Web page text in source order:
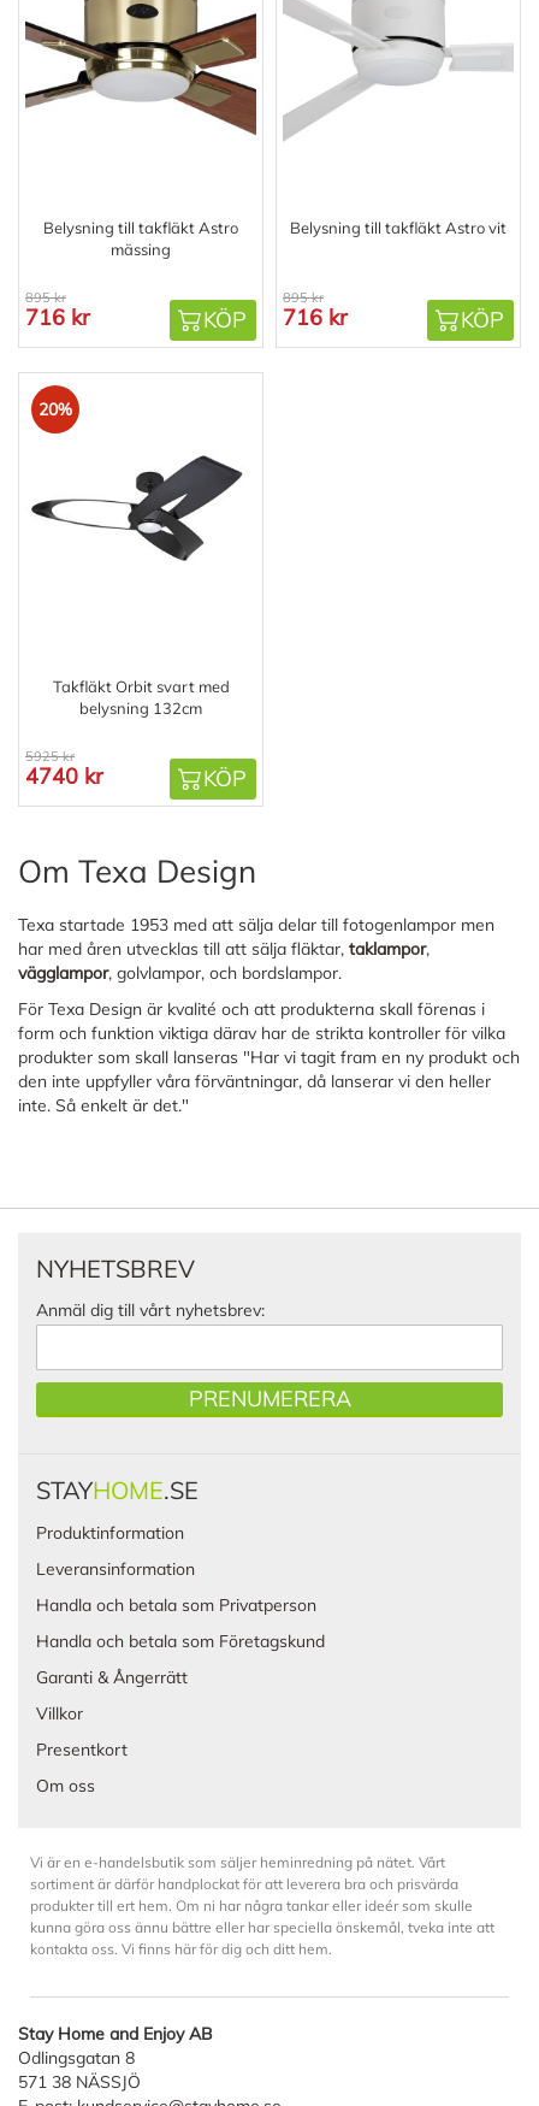
Belysning till takfläkt Astro
mässing
895 kr
716 kr KÖP
Belysning till takfläkt Astro vit
895 kr
716 kr KÖP
20%
Takfläkt Orbit svart med
belysning 132cm
5925 kr
4740 kr KÖP
Om Texa Design
Texa startade 1953 med att sälja delar till fotogenlampor men
har med åren utvecklas till att sälja fläktar, taklampor,
vägglampor, golvlampor, och bordslampor.
För Texa Design är kvalité och att produkterna skall förenas i
form och funktion viktiga därav har de strikta kontroller för vilka
produkter som skall lanseras "Har vi tagit fram en ny produkt och
den inte uppfyller våra förväntningar, då lanserar vi den heller
inte. Så enkelt är det."
NYHETSBREV
Anmäl dig till vårt nyhetsbrev:
PRENUMERERA
STAYHOME.SE
Produktinformation
Leveransinformation
Handla och betala som Privatperson
Handla och betala som Företagskund
Garanti & Ångerrätt
Villkor
Presentkort
Om oss
Vi är en e-handelsbutik som säljer heminredning på nätet. Vårt
sortiment är därför handplockat för att leverera bra och prisvärda
produkter till ert hem. Om ni har några tankar eller ideér som skulle
kunna göra oss ännu bättre eller har speciella önskemål, tveka inte att
kontakta oss. Vi finns här för dig och ditt hem.
Stay Home and Enjoy AB
Odlingsgatan 8
571 38 NÄSSJÖ